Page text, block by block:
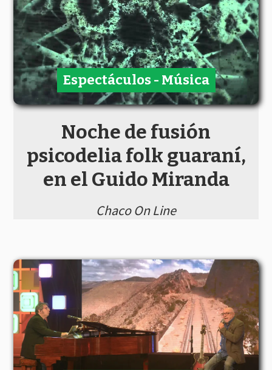
Noche de fusión
psicodelia folk guaraní,
en el Guido Miranda
Chaco On Line
Espectáculos - Música